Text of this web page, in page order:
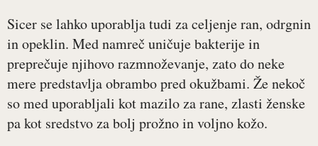
Sicer se lahko uporablja tudi za celjenje ran, odrgnin
in opeklin. Med namreč uničuje bakterije in
preprečuje njihovo razmnoževanje, zato do neke
mere predstavlja obrambo pred okužbami. Že nekoč
so med uporabljali kot mazilo za rane, zlasti ženske
pa kot sredstvo za bolj prožno in voljno kožo.